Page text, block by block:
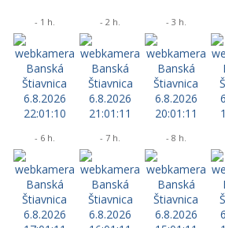
- 1 h. - 2 h. - 3 h.
- 6 h. - 7 h. - 8 h.